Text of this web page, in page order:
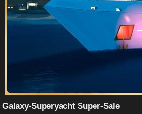
Galaxy-Superyacht Super-Sale